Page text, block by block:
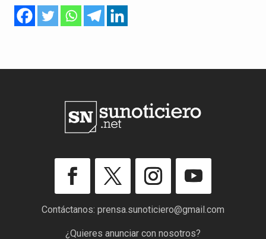
Contáctanos: prensa.sunoticiero@gmail.com
¿Quieres anunciar con nosotros?